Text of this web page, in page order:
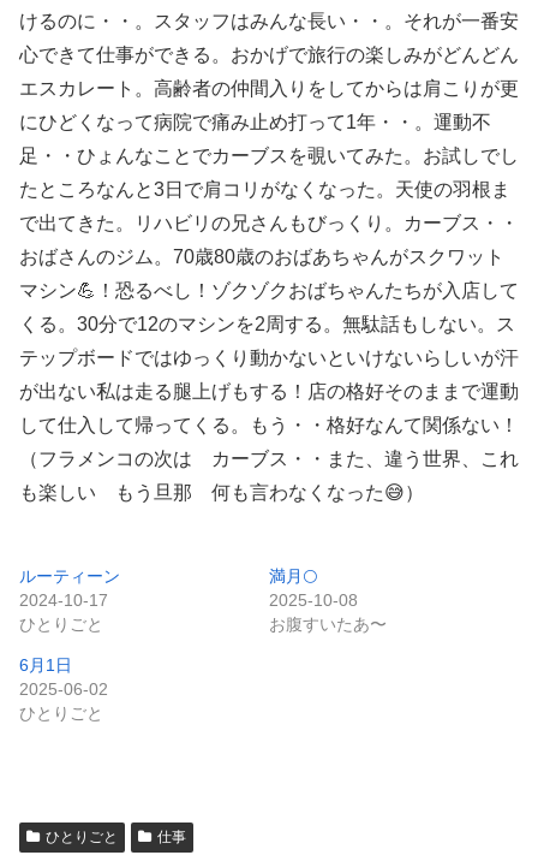
けるのに・・。スタッフはみんな長い・・。それが一番安
心できて仕事ができる。おかげで旅行の楽しみがどんどん
エスカレート。高齢者の仲間入りをしてからは肩こりが更
にひどくなって病院で痛み止め打って1年・・。運動不
足・・ひょんなことでカーブスを覗いてみた。お試しでし
たところなんと3日で肩コリがなくなった。天使の羽根ま
で出てきた。リハビリの兄さんもびっくり。カーブス・・
おばさんのジム。70歳80歳のおばあちゃんがスクワット
マシン💪！恐るべし！ゾクゾクおばちゃんたちが入店して
くる。30分で12のマシンを2周する。無駄話もしない。ス
テップボードではゆっくり動かないといけないらしいが汗
が出ない私は走る腿上げもする！店の格好そのままで運動
して仕入して帰ってくる。もう・・格好なんて関係ない！
（フラメンコの次は カーブス・・また、違う世界、これ
も楽しい もう旦那 何も言わなくなった😅）
ルーティーン
2024-10-17
ひとりごと
満月🌕
2025-10-08
お腹すいたあ〜
6月1日
2025-06-02
ひとりごと
ひとりごと 仕事